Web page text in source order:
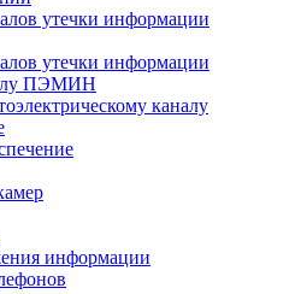
утечки информации
утечки информации
ПЭМИН
каналу
информации